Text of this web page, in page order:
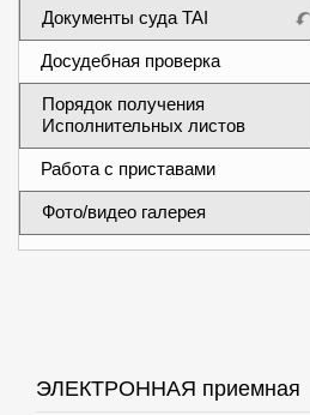
Документы суда TAI
Досудебная проверка
Порядок получения
Исполнительных листов
Работа с приставами
Фото/видео галерея
ЭЛЕКТРОННАЯ приемная